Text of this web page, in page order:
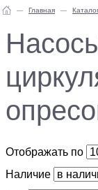
Главная
Отображать по
Наличие